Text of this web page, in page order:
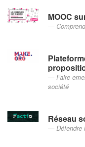
MOOC
Faire
société
Réseau
Défendre